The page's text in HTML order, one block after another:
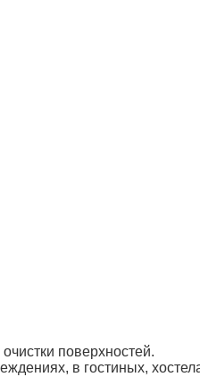
поверхностей.
в гостиных,